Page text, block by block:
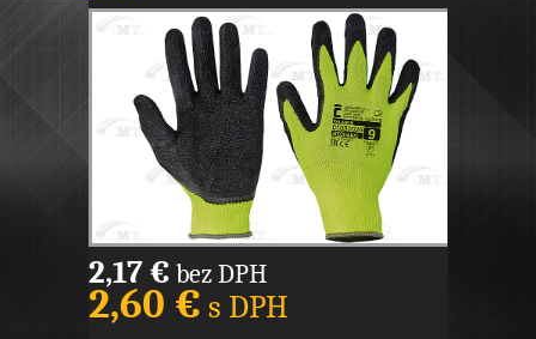
2,17 € bez DPH
2,60 € s DPH